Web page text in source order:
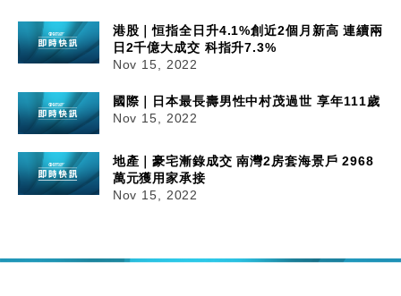
港股｜恒指全日升4.1%創近2個月新高 連續兩
日2千億大成交 科指升7.3%
Nov 15, 2022
國際｜日本最長壽男性中村茂過世 享年111歲
Nov 15, 2022
地產｜豪宅漸錄成交 南灣2房套海景戶 2968
萬元獲用家承接
Nov 15, 2022